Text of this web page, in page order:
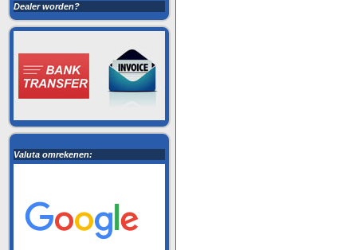
Dealer worden?
Valuta omrekenen: